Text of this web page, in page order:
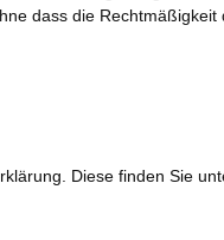
dass die
Diese finden Sie